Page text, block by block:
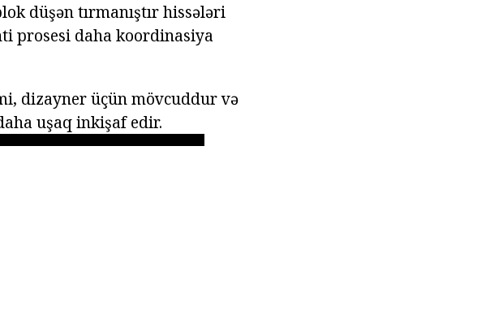
düşən tırmanıştır hissələri
prosesi daha koordinasiya
dizayner üçün mövcuddur və
uşaq inkişaf edir.